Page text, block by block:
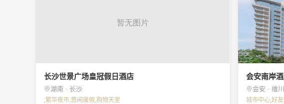
长沙世景广场皇冠假日酒店
湖南 · 长沙
,繁华夜市,悠闲度假,购物天堂
会安南岸
会安 · 维川
城市中心,好